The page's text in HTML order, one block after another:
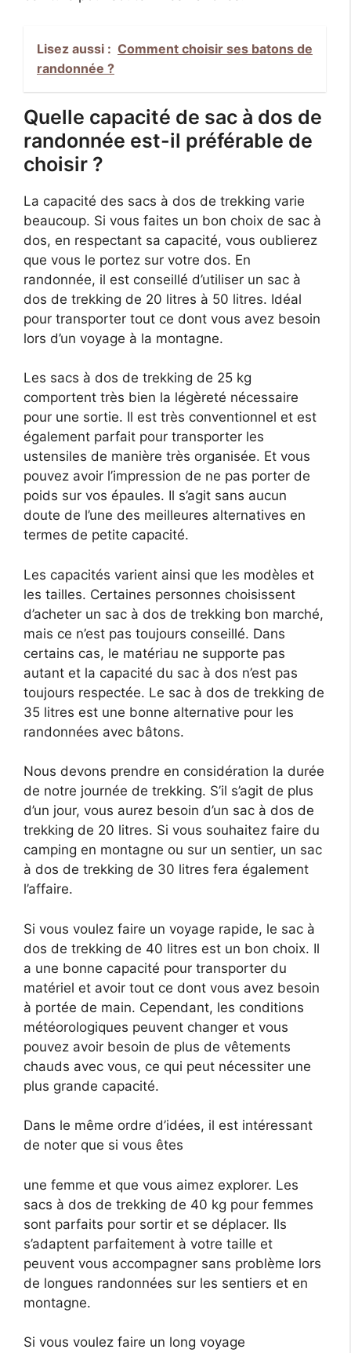
Lisez aussi : Comment choisir ses batons de
randonnée ?
Quelle capacité de sac à dos de
randonnée est-il préférable de
choisir ?
La capacité des sacs à dos de trekking varie
beaucoup. Si vous faites un bon choix de sac à
dos, en respectant sa capacité, vous oublierez
que vous le portez sur votre dos. En
randonnée, il est conseillé d’utiliser un sac à
dos de trekking de 20 litres à 50 litres. Idéal
pour transporter tout ce dont vous avez besoin
lors d’un voyage à la montagne.
Les sacs à dos de trekking de 25 kg
comportent très bien la légèreté nécessaire
pour une sortie. Il est très conventionnel et est
également parfait pour transporter les
ustensiles de manière très organisée. Et vous
pouvez avoir l’impression de ne pas porter de
poids sur vos épaules. Il s’agit sans aucun
doute de l’une des meilleures alternatives en
termes de petite capacité.
Les capacités varient ainsi que les modèles et
les tailles. Certaines personnes choisissent
d’acheter un sac à dos de trekking bon marché,
mais ce n’est pas toujours conseillé. Dans
certains cas, le matériau ne supporte pas
autant et la capacité du sac à dos n’est pas
toujours respectée. Le sac à dos de trekking de
35 litres est une bonne alternative pour les
randonnées avec bâtons.
Nous devons prendre en considération la durée
de notre journée de trekking. S’il s’agit de plus
d’un jour, vous aurez besoin d’un sac à dos de
trekking de 20 litres. Si vous souhaitez faire du
camping en montagne ou sur un sentier, un sac
à dos de trekking de 30 litres fera également
l’affaire.
Si vous voulez faire un voyage rapide, le sac à
dos de trekking de 40 litres est un bon choix. Il
a une bonne capacité pour transporter du
matériel et avoir tout ce dont vous avez besoin
à portée de main. Cependant, les conditions
météorologiques peuvent changer et vous
pouvez avoir besoin de plus de vêtements
chauds avec vous, ce qui peut nécessiter une
plus grande capacité.
Dans le même ordre d’idées, il est intéressant
de noter que si vous êtes
une femme et que vous aimez explorer. Les
sacs à dos de trekking de 40 kg pour femmes
sont parfaits pour sortir et se déplacer. Ils
s’adaptent parfaitement à votre taille et
peuvent vous accompagner sans problème lors
de longues randonnées sur les sentiers et en
montagne.
Si vous voulez faire un long voyage